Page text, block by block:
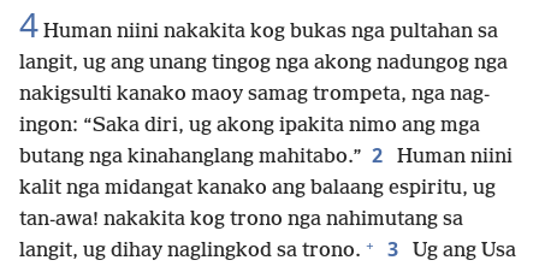
4 Human niini nakakita kog bukas nga pultahan sa
langit, ug ang unang tingog nga akong nadungog nga
nakigsulti kanako maoy samag trompeta, nga nag-
ingon: “Saka diri, ug akong ipakita nimo ang mga
butang nga kinahanglang mahitabo.” 2
Human niini
kalit nga midangat kanako ang balaang espiritu, ug
tan-awa! nakakita kog trono nga nahimutang sa
langit, ug dihay naglingkod sa trono. + 3
Ug ang Usa